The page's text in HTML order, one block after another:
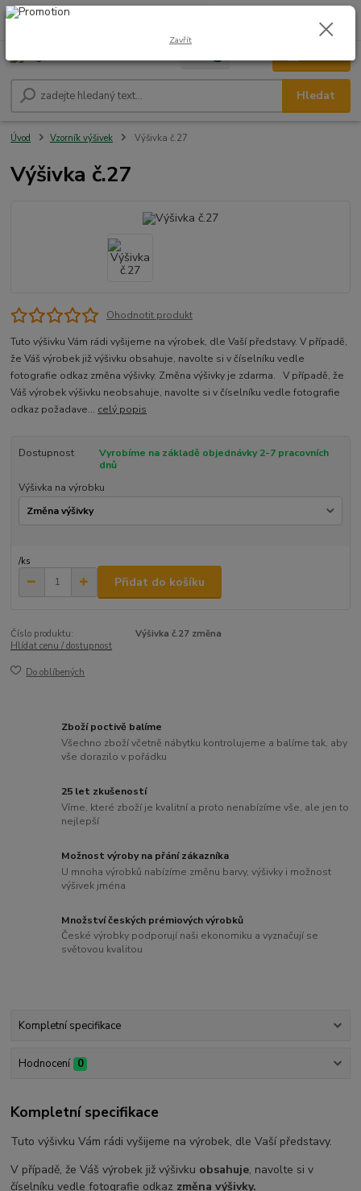
Hledat
+420 604 278 943 0,00 Kč
Úvod Vzorník výšivek Výšivka č.27
Výšivka č.27
Ohodnotit produkt
Tuto výšivku Vám rádi vyšijeme na výrobek, dle Vaší představy. V případě,
že Váš výrobek již výšivku obsahuje, navolte si v číselníku vedle
fotografie odkaz změna výšivky. Změna výšivky je zdarma. V případě, že
Váš výrobek výšivku neobsahuje, navolte si v číselníku vedle fotografie
odkaz požadave... celý popis
Dostupnost
Vyrobíme na základě objednávky 2-7 pracovních
dnů
Výšivka na výrobku
/ks
Přidat do košíku
Číslo produktu:
Výšivka č.27 změna
Hlídat cenu / dostupnost
Do oblíbených
Zboží poctivě balíme
Všechno zboží včetně nábytku kontrolujeme a balíme tak, aby
vše dorazilo v pořádku
25 let zkušeností
Víme, které zboží je kvalitní a proto nenabízíme vše, ale jen to
nejlepší
Možnost výroby na přání zákazníka
U mnoha výrobků nabízíme změnu barvy, výšivky i možnost
výšivek jména
Množství českých prémiových výrobků
České výrobky podporují naši ekonomiku a vyznačují se
světovou kvalitou
Kompletní specifikace
Hodnocení 0
Kompletní specifikace
Tuto výšivku Vám rádi vyšijeme na výrobek, dle Vaší představy.
V případě, že Váš výrobek již výšivku obsahuje, navolte si v
číselníku vedle fotografie odkaz změna výšivky.
Zavřít